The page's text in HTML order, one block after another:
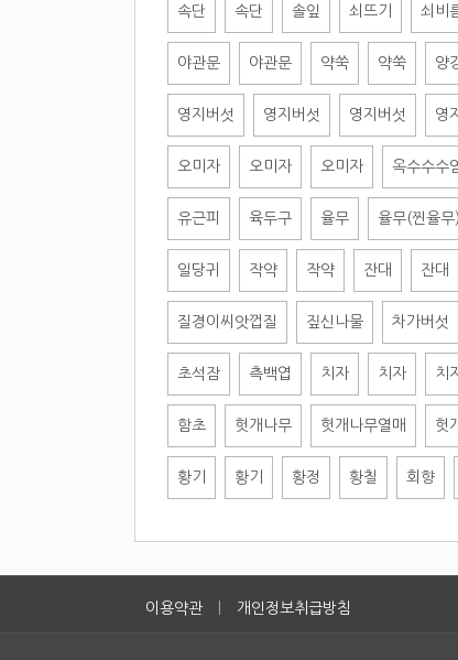
속단 속단 솔잎 쇠뜨기 쇠비
야관문 야관문 약쑥 약쑥 양
영지버섯 영지버섯 영지버섯 영
오미자 오미자 오미자 옥수수수
유근피 육두구 율무 율무(찐율무)
일당귀 작약 작약 잔대 잔대
질경이씨앗껍질 짚신나물 차가버섯
초석잠 측백엽 치자 치자 치
함초 헛개나무 헛개나무열매 헛
황기 황기 황정 황칠 회향
이용약관 개인정보취급방침